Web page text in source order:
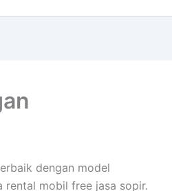
dengan model
rental mobil free jasa sopir.